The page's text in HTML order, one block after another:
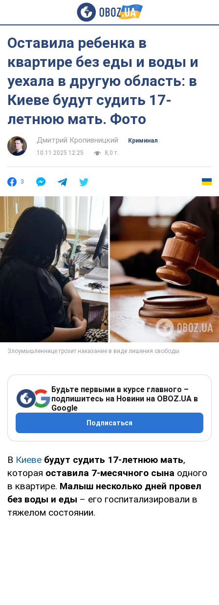
Оставила ребенка в
квартире без еды и воды и
уехала в другую область: в
Киеве будут судить 17-
летнюю мать. Фото
Дмитрий Кропивницкий
Криминал
10.11.2025 12:25
8,0 т.
3
Будьте первыми в курсе главного –
подпишитесь на Новини на OBOZ.UA в
Google
Подписаться
В Киеве будут судить 17-летнюю мать,
которая оставила 7-месячного сына одного
в квартире. Малыш несколько дней провел
без воды и еды – его госпитализировали в
тяжелом состоянии.